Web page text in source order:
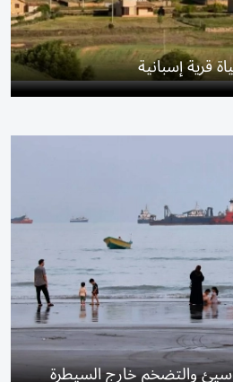
سيئ والتضخم خارج السيطرة